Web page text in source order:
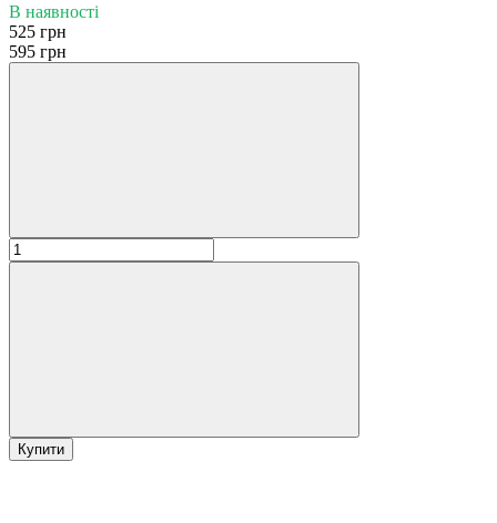
В наявності
525 грн
595 грн
Купити